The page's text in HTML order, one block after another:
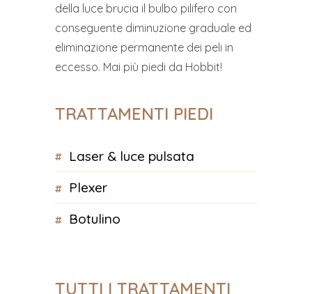
della luce brucia il bulbo pilifero con
conseguente diminuzione graduale ed
eliminazione permanente dei peli in
eccesso. Mai più piedi da Hobbit!
TRATTAMENTI PIEDI
laser & luce pulsata
plexer
botulino
TUTTI I TRATTAMENTI